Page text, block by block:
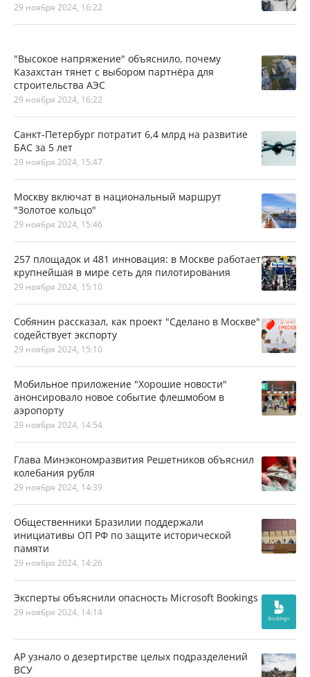
29 ноября 2024, 16:22
"Высокое напряжение" объяснило, почему
Казахстан тянет с выбором партнёра для
строительства АЭС
29 ноября 2024, 16:22
Санкт-Петербург потратит 6,4 млрд на развитие
БАС за 5 лет
29 ноября 2024, 15:47
Москву включат в национальный маршрут
"Золотое кольцо"
29 ноября 2024, 15:46
257 площадок и 481 инновация: в Москве работает
крупнейшая в мире сеть для пилотирования
29 ноября 2024, 15:10
Собянин рассказал, как проект "Сделано в Москве"
содействует экспорту
29 ноября 2024, 15:10
Мобильное приложение "Хорошие новости"
анонсировало новое событие флешмобом в
аэропорту
29 ноября 2024, 14:54
Глава Минэкономразвития Решетников объяснил
колебания рубля
29 ноября 2024, 14:39
Общественники Бразилии поддержали
инициативы ОП РФ по защите исторической
памяти
29 ноября 2024, 14:26
Эксперты объяснили опасность Microsoft Bookings
29 ноября 2024, 14:14
AP узнало о дезертирстве целых подразделений
ВСУ